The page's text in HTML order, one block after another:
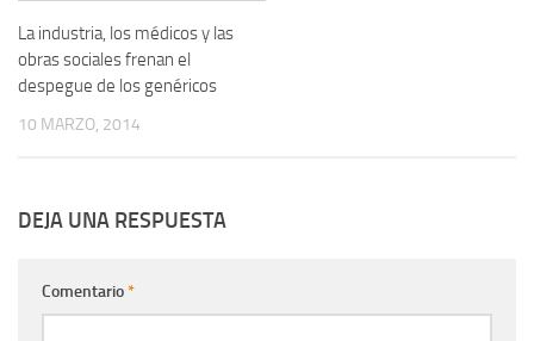
La industria, los médicos y las
obras sociales frenan el
despegue de los genéricos
10 MARZO, 2014
DEJA UNA RESPUESTA
Comentario*